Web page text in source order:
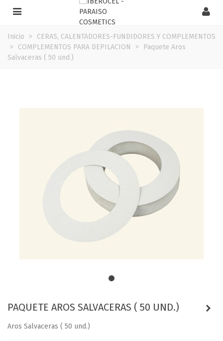
Inicio >
CERAS, CALENTADORES-FUNDIDORES Y COMPLEMENTOS
>
COMPLEMENTOS PARA DEPILACION >
Paquete Aros
Salvaceras ( 50 und.)
PAQUETE AROS SALVACERAS ( 50 UND.)
Aros Salvaceras ( 50 und.)